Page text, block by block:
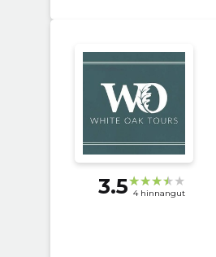
3.5 4 hinnangut